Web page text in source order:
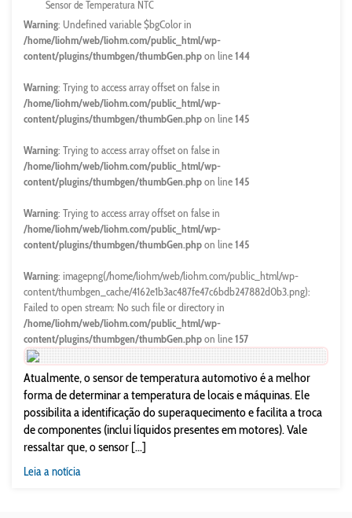
Sensor de Temperatura NTC
Warning: Undefined variable $bgColor in
/home/liohm/web/liohm.com/public_html/wp-
content/plugins/thumbgen/thumbGen.phpon line144
Warning: Trying to access array offset on false in
/home/liohm/web/liohm.com/public_html/wp-
content/plugins/thumbgen/thumbGen.phpon line145
Warning: Trying to access array offset on false in
/home/liohm/web/liohm.com/public_html/wp-
content/plugins/thumbgen/thumbGen.phpon line145
Warning: Trying to access array offset on false in
/home/liohm/web/liohm.com/public_html/wp-
content/plugins/thumbgen/thumbGen.phpon line145
Warning: imagepng(/home/liohm/web/liohm.com/public_html/wp-
content/thumbgen_cache/4162e1b3ac487fe47c6bdb247882d0b3.png):
Failed to open stream: No such file or directory in
/home/liohm/web/liohm.com/public_html/wp-
content/plugins/thumbgen/thumbGen.phpon line157
Atualmente, o sensor de temperatura automotivo é a melhor
forma de determinar a temperatura de locais e máquinas. Ele
possibilita a identificação do superaquecimento e facilita a troca
de componentes (inclui líquidos presentes em motores). Vale
ressaltar que, o sensor [...]
Leia a notícia